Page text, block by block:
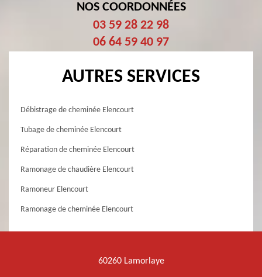
NOS COORDONNÉES
03 59 28 22 98
06 64 59 40 97
AUTRES SERVICES
Débistrage de cheminée Elencourt
Tubage de cheminée Elencourt
Réparation de cheminée Elencourt
Ramonage de chaudière Elencourt
Ramoneur Elencourt
Ramonage de cheminée Elencourt
60260 Lamorlaye